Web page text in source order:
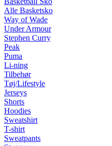
Alle Basketsko
Way of Wade
Under Armour
Stephen Curry
Peak
Puma
Li-ning
Tilbehør
Tøj/Lifestyle
Jerseys
Shorts
Hoodies
Sweatshirt
T-shirt
Sweatpants